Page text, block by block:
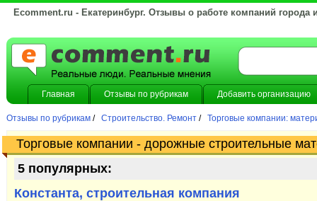
Ecomment.ru - Екатеринбург. Отзывы о работе компаний города
Главная Отзывы по рубрикам Добавить организацию
Отзывы по рубрикам / Строительство. Ремонт / Торговые компании:
Торговые компании - дорожные строительные
5 популярных:
Константа, строительная компания